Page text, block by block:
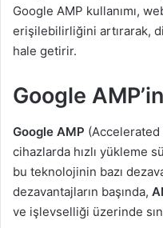
Google AMP kullanımı,
erişilebilirliğini artırarak,
hale getirir.
Google
Google AMP
cihazlarda hızlı yükleme
bu teknolojinin bazı
dezavantajların başında,
ve işlevselliği üzerinde